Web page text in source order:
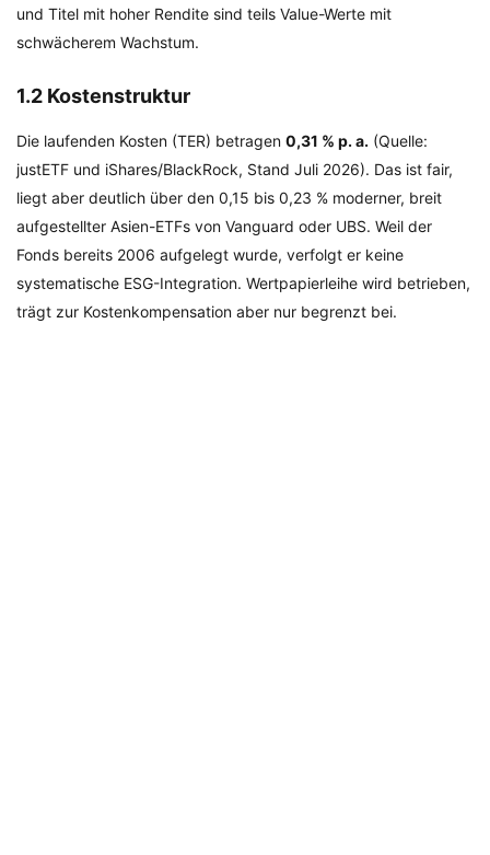
und Titel mit hoher Rendite sind teils Value-Werte mit
schwächerem Wachstum.
1.2 Kostenstruktur
Die laufenden Kosten (TER) betragen 0,31 % p. a. (Quelle:
justETF und iShares/BlackRock, Stand Juli 2026). Das ist fair,
liegt aber deutlich über den 0,15 bis 0,23 % moderner, breit
aufgestellter Asien-ETFs von Vanguard oder UBS. Weil der
Fonds bereits 2006 aufgelegt wurde, verfolgt er keine
systematische ESG-Integration. Wertpapierleihe wird betrieben,
trägt zur Kostenkompensation aber nur begrenzt bei.